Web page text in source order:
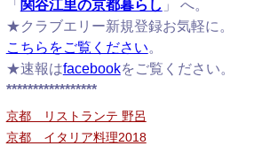
「 関谷江里の京都暮らし 」 へ。
★クラブエリー新規登録お気軽に。
こちらをご覧ください。
★速報はfacebookをご覧ください。
*****************
京都 リストランテ 野呂
京都 イタリア料理2018